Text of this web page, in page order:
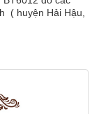
( huyện Hải Hậu,